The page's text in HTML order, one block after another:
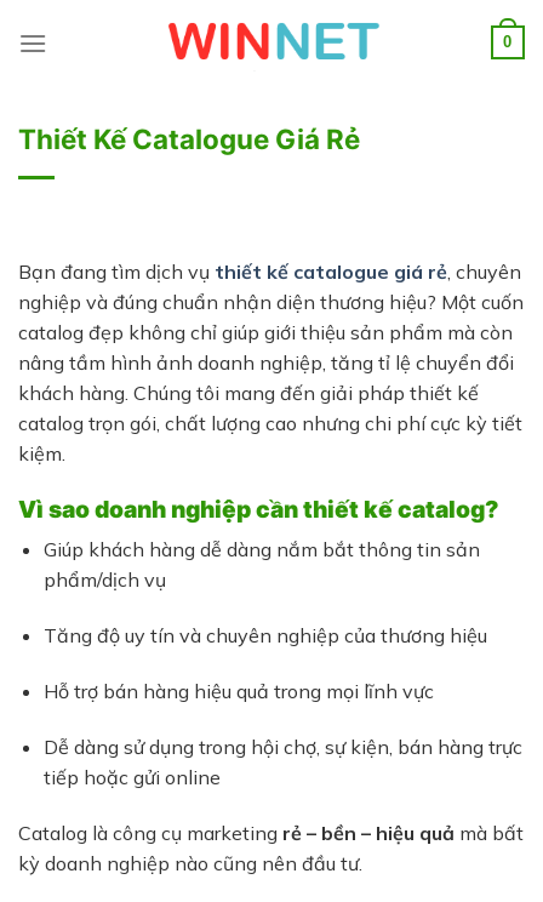
0
Thiết Kế Catalogue Giá Rẻ
Bạn đang tìm dịch vụ thiết kế catalogue giá rẻ, chuyên
nghiệp và đúng chuẩn nhận diện thương hiệu? Một cuốn
catalog đẹp không chỉ giúp giới thiệu sản phẩm mà còn
nâng tầm hình ảnh doanh nghiệp, tăng tỉ lệ chuyển đổi
khách hàng. Chúng tôi mang đến giải pháp thiết kế
catalog trọn gói, chất lượng cao nhưng chi phí cực kỳ tiết
kiệm.
Vì sao doanh nghiệp cần thiết kế catalog?
Giúp khách hàng dễ dàng nắm bắt thông tin sản
phẩm/dịch vụ
Tăng độ uy tín và chuyên nghiệp của thương hiệu
Hỗ trợ bán hàng hiệu quả trong mọi lĩnh vực
Dễ dàng sử dụng trong hội chợ, sự kiện, bán hàng trực
tiếp hoặc gửi online
Catalog là công cụ marketing rẻ – bền – hiệu quả mà bất
kỳ doanh nghiệp nào cũng nên đầu tư.